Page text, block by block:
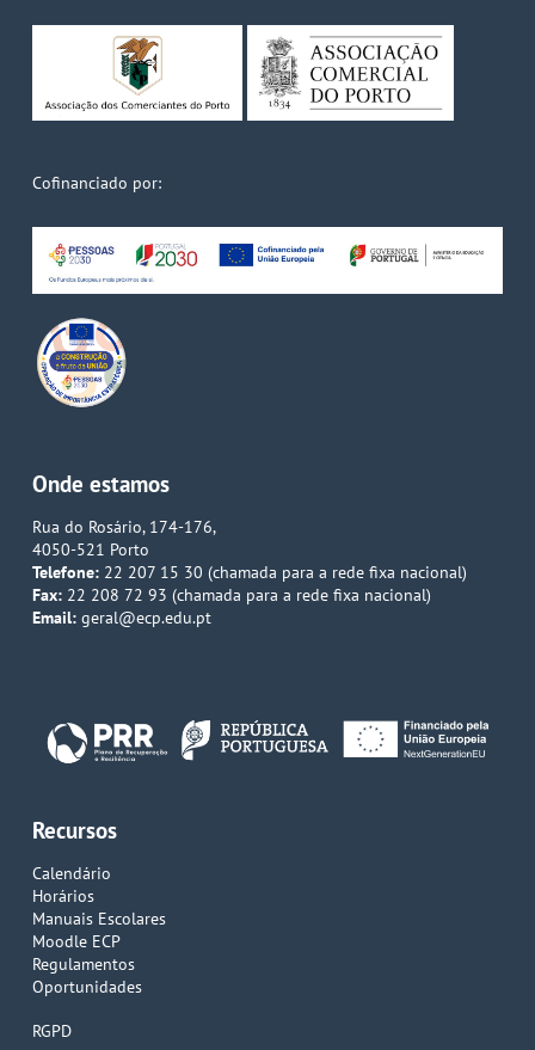
Cofinanciado por:
Onde estamos
Rua do Rosário, 174-176,
4050-521 Porto
Telefone:22 207 15 30 (chamada para a rede fixa nacional)
Fax:22 208 72 93 (chamada para a rede fixa nacional)
Email: geral@ecp.edu.pt
Recursos
Calendário
Horários
Manuais Escolares
Moodle ECP
Regulamentos
Oportunidades
RGPD